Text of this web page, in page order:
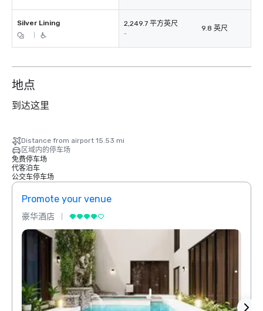
Silver Lining 2,249.7 平方英尺
-
9.8 英尺
地点
到达这里
Distance from airport 15.53 mi
区域内的停车场
免费停车场
代客泊车
公交车停车场
Promote your venue
豪华酒店